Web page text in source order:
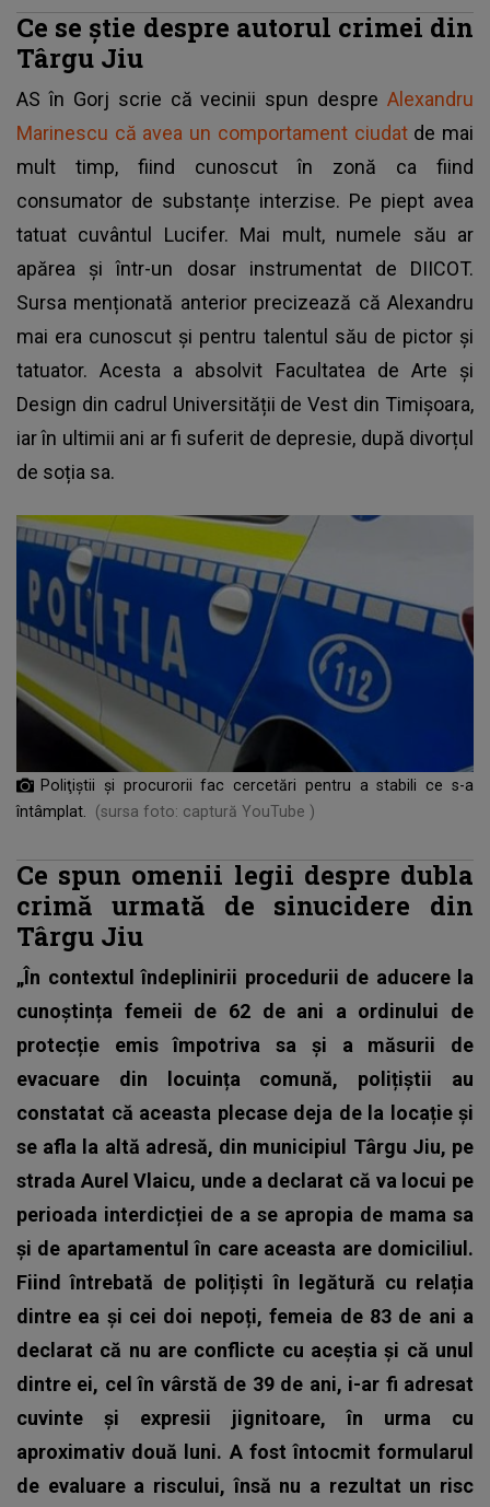
Ce se știe despre autorul crimei din
Târgu Jiu
AS în Gorj scrie că vecinii spun despre Alexandru
Marinescu că avea un comportament ciudatde mai
mult timp, fiind cunoscut în zonă ca fiind
consumator de substanțe interzise. Pe piept avea
tatuat cuvântul Lucifer. Mai mult, numele său ar
apărea și într-un dosar instrumentat de DIICOT.
Sursa menționată anterior precizează că Alexandru
mai era cunoscut și pentru talentul său de pictor și
tatuator. Acesta a absolvit Facultatea de Arte și
Design din cadrul Universității de Vest din Timișoara,
iar în ultimii ani ar fi suferit de depresie, după divorțul
de soția sa.
Poliţiştii şi procurorii fac cercetări pentru a stabili ce s-a
întâmplat.
(sursa foto: captură YouTube )
Ce spun omenii legii despre dubla
crimă urmată de sinucidere din
Târgu Jiu
„În contextul îndeplinirii procedurii de aducere la
cunoștința femeii de 62 de ani a ordinului de
protecție emis împotriva sa și a măsurii de
evacuare din locuința comună, polițiștii au
constatat că aceasta plecase deja de la locație și
se afla la altă adresă, din municipiul Târgu Jiu, pe
strada Aurel Vlaicu, unde a declarat că va locui pe
perioada interdicției de a se apropia de mama sa
și de apartamentul în care aceasta are domiciliul.
Fiind întrebată de polițiști în legătură cu relația
dintre ea și cei doi nepoți, femeia de 83 de ani a
declarat că nu are conflicte cu aceștia și că unul
dintre ei, cel în vârstă de 39 de ani, i-ar fi adresat
cuvinte și expresii jignitoare, în urma cu
aproximativ două luni. A fost întocmit formularul
de evaluare a riscului, însă nu a rezultat un risc